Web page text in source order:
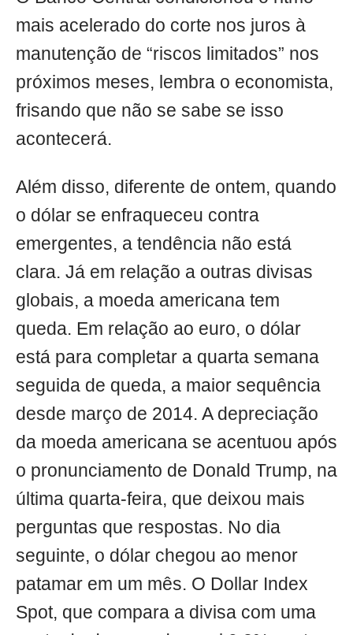
mais acelerado do corte nos juros à
manutenção de “riscos limitados” nos
próximos meses, lembra o economista,
frisando que não se sabe se isso
acontecerá.
Além disso, diferente de ontem, quando
o dólar se enfraqueceu contra
emergentes, a tendência não está
clara. Já em relação a outras divisas
globais, a moeda americana tem
queda. Em relação ao euro, o dólar
está para completar a quarta semana
seguida de queda, a maior sequência
desde março de 2014. A depreciação
da moeda americana se acentuou após
o pronunciamento de Donald Trump, na
última quarta-feira, que deixou mais
perguntas que respostas. No dia
seguinte, o dólar chegou ao menor
patamar em um mês. O Dollar Index
Spot, que compara a divisa com uma